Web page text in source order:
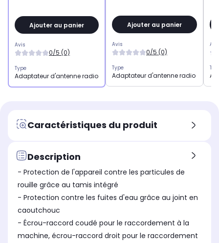
Ajouter au panier
Avis
0/5 (0)
Type
Adaptateur d'antenne radio
Ajouter au panier
Avis
0/5 (0)
Type
Adaptateur d'antenne radio
Caractéristiques du produit
Description
- Protection de l'appareil contre les particules de
rouille grâce au tamis intégré
- Protection contre les fuites d'eau grâce au joint en
caoutchouc
- Écrou-raccord coudé pour le raccordement à la
machine, écrou-raccord droit pour le raccordement